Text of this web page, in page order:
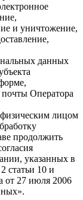
и уничтожение,
данных
Оператора
лицом
продолжить
указанных в
статьи 10 и
от 27 июля 2006